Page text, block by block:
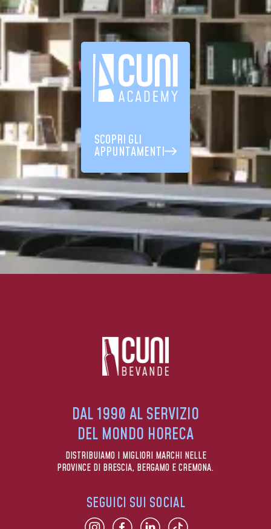
SCOPRI GLI
APPUNTAMENTI
DAL 1990 AL SERVIZIO
DEL MONDO HORECA
DISTRIBUIAMO I MIGLIORI MARCHI NELLE
PROVINCE DI BRESCIA, BERGAMO E CREMONA.
SEGUICI SUI SOCIAL